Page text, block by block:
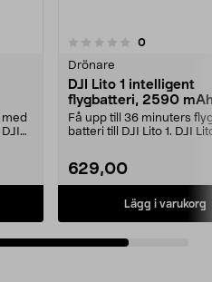
0recensioner
Drönare
DJI Lito 1 intelligent
flygbatteri, 2590
Få upp till 36 minuters
batteri till DJI Lito 1. DJI
629,00
Lägg i varukorg